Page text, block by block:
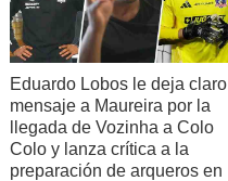
Eduardo Lobos le deja claro
mensaje a Maureira por la
llegada de Vozinha a Colo
Colo y lanza crítica a la
preparación de arqueros en